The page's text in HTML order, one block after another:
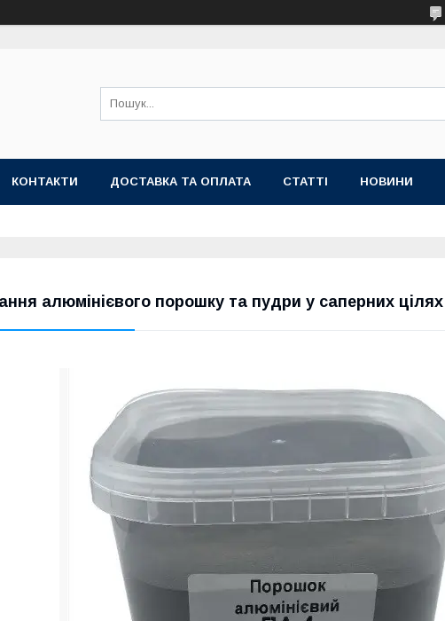
КОНТАКТИ ДОСТАВКА ТА ОПЛАТА СТАТТІ НОВИНИ
алюмінієвого порошку та пудри у саперних цілях